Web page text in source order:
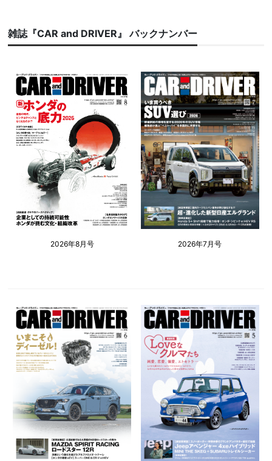
雑誌『CAR and DRIVER』 バックナンバー
2026年8月号 2026年7月号